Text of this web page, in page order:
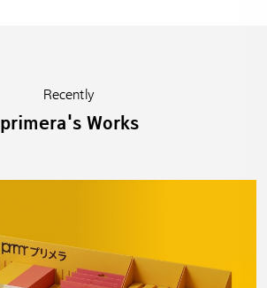
Recently
primera's Works